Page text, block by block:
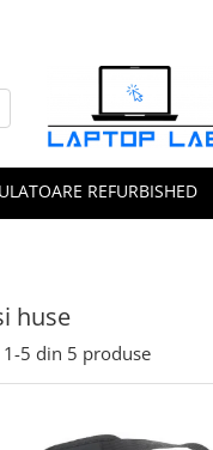
REFURBISHED
huse
1-5 din 5 produse